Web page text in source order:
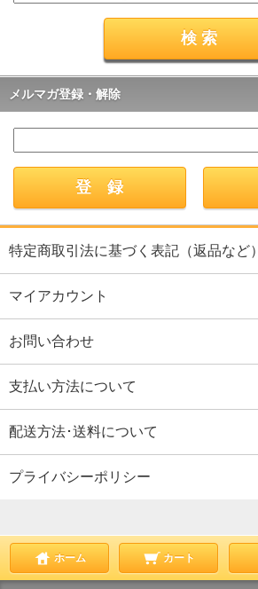
メルマガ登録・解除
特定商取引法に基づく表記（返品など）
マイアカウント
お問い合わせ
支払い方法について
配送方法･送料について
プライバシーポリシー
ホーム カート